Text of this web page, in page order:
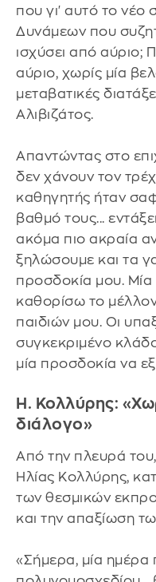
που γι' αυτό το
Δυνάμεων που
ισχύσει από αύριο;
αύριο, χωρίς μία
μεταβατικές
Αλιβιζάτος.
Απαντώντας στο
δεν χάνουν τον
καθηγητής ήταν
βαθμό τους...
ακόμα πιο ακραία
ξηλώσουμε και τα
προσδοκία μου.
καθορίσω το
παιδιών μου. Οι
συγκεκριμένο
μία προσδοκία να
Η. Κολλύρης:
διάλογο»
Από την πλευρά
Ηλίας Κολλύρης,
των θεσμικών
και την απαξίωση
«Σήμερα, μία ημέρα